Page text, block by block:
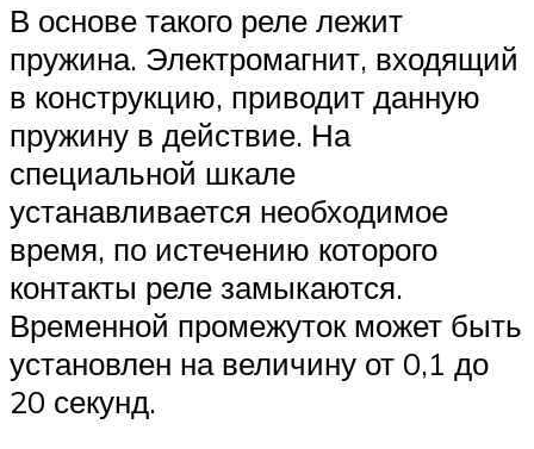
В основе такого реле лежит
пружина. Электромагнит, входящий
в конструкцию, приводит данную
пружину в действие. На
специальной шкале
устанавливается необходимое
время, по истечению которого
контакты реле замыкаются.
Временной промежуток может быть
установлен на величину от 0,1 до
20 секунд.